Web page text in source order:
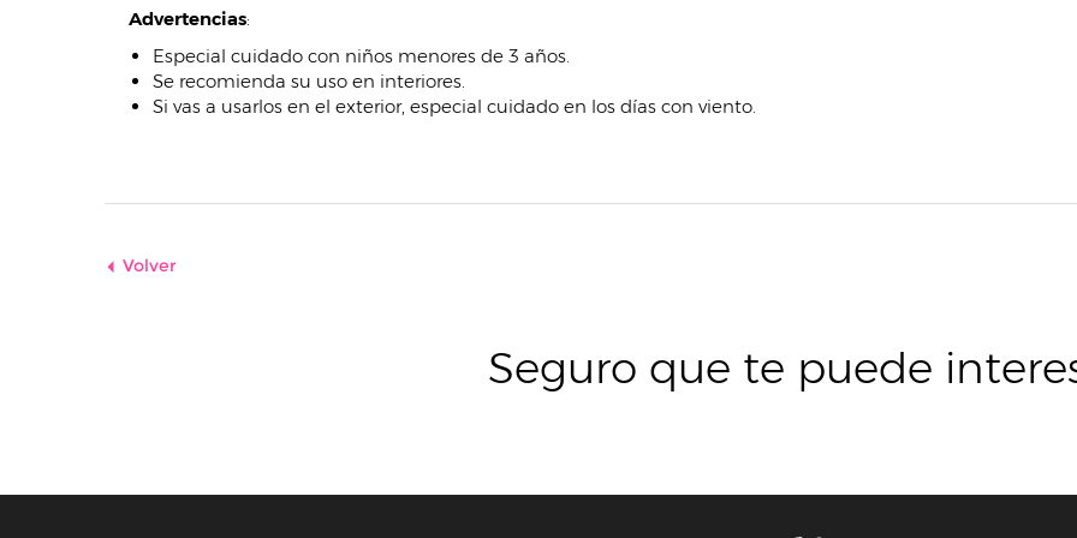
Advertencias:
Especial cuidado con niños menores de 3 años.
Se recomienda su uso en interiores.
Si vas a usarlos en el exterior, especial cuidado en los días con viento.
Volver
Seguro que te puede